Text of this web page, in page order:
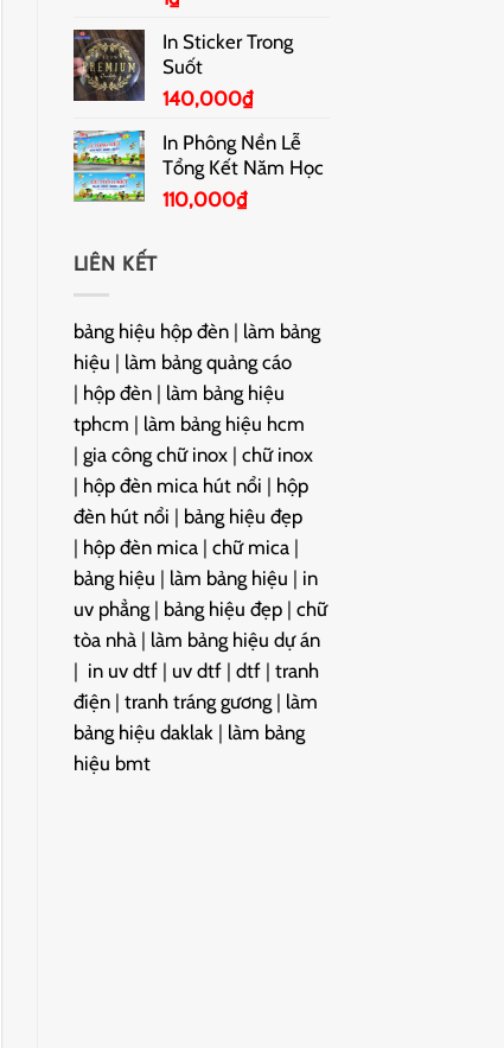
In Sticker Trong
Suốt
140,000₫
In Phông Nền Lễ
Tổng Kết Năm Học
110,000₫
LIÊN KẾT
bảng hiệu hộp đèn| làm bảng
hiệu | làm bảng quảng cáo
| hộp đèn| làm bảng hiệu
tphcm | làm bảng hiệu hcm
| gia công chữ inox| chữ inox
| hộp đèn mica hút nổi | hộp
đèn hút nổi | bảng hiệu đẹp
| hộp đèn mica| chữ mica|
bảng hiệu | làm bảng hiệu | in
uv phẳng| bảng hiệu đẹp| chữ
tòa nhà| làm bảng hiệu dự án
| in uv dtf| uv dtf| dtf| tranh
điện| tranh tráng gương| làm
bảng hiệu daklak| làm bảng
hiệu bmt